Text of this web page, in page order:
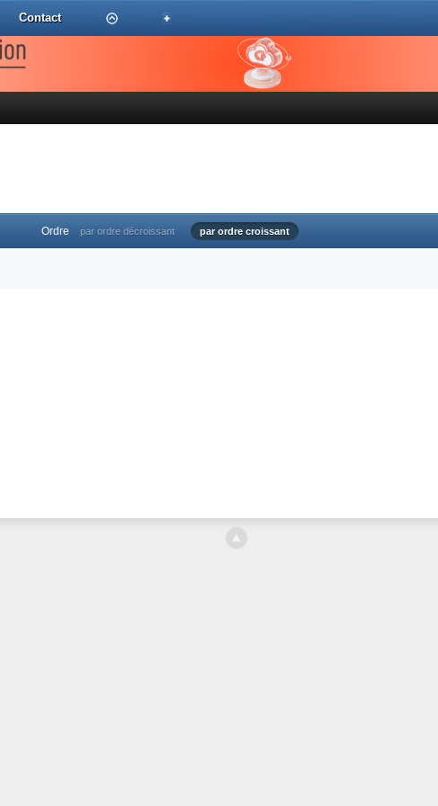
Contact
Ordre par ordre décroissant par ordre croissant